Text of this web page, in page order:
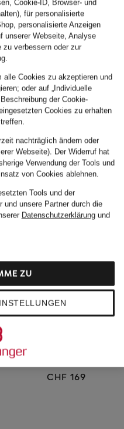
ROSSI
MAYLA
CHF 169
Cookie-ID, Browser- und
für personalisierte
personalisierte Anzeigen
unserer Webseite, Analyse
verbessern oder zur
alle Cookies zu akzeptieren und
oder auf „Individuelle
der Cookie-
Cookies zu erhalten
nachträglich ändern oder
Webseite). Der Widerruf hat
Verwendung der Tools und
von Cookies ablehnen.
Tools und der
und unsere Partner durch die
Datenschutzerklärungund
ZU